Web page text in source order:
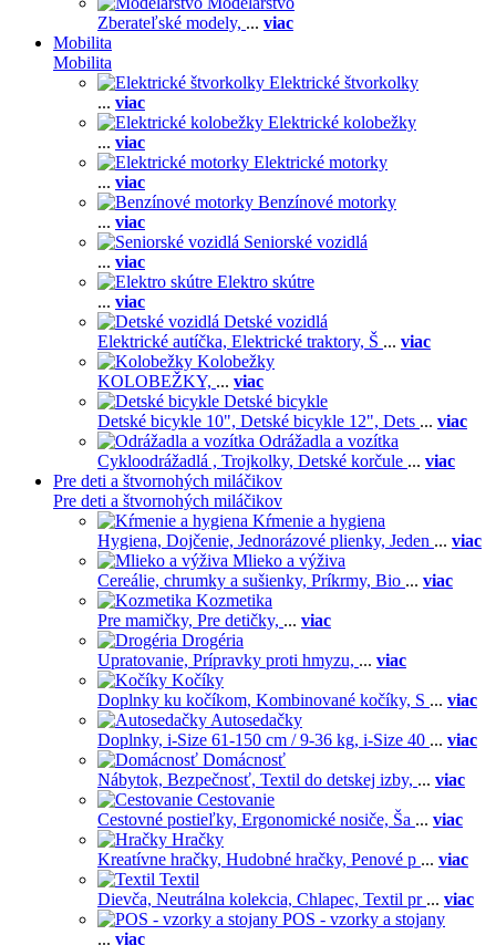
Zberateľské modely, ... viac
Mobilita
Mobilita
Elektrické štvorkolky
... viac
Elektrické kolobežky
... viac
Elektrické motorky
... viac
Benzínové motorky
... viac
Seniorské vozidlá
... viac
Elektro skútre
... viac
Detské vozidlá
Elektrické autíčka, Elektrické traktory, Š ... viac
Kolobežky
KOLOBEŽKY, ... viac
Detské bicykle
Detské bicykle 10", Detské bicykle 12", Dets ... viac
Odrážadla a vozítka
Cykloodrážadlá , Trojkolky, Detské korčule ... viac
Pre deti a štvornohých miláčikov
Pre deti a štvornohých miláčikov
Kŕmenie a hygiena
Hygiena, Dojčenie, Jednorázové plienky, Jeden ... viac
Mlieko a výživa
Cereálie, chrumky a sušienky, Príkrmy, Bio ... viac
Kozmetika
Pre mamičky, Pre detičky, ... viac
Drogéria
Upratovanie, Prípravky proti hmyzu, ... viac
Kočíky
Doplnky ku kočíkom, Kombinované kočíky, S ... viac
Autosedačky
Doplnky, i-Size 61-150 cm / 9-36 kg, i-Size 40 ... viac
Domácnosť
Nábytok, Bezpečnosť, Textil do detskej izby, ... viac
Cestovanie
Cestovné postieľky, Ergonomické nosiče, Ša ... viac
Hračky
Kreatívne hračky, Hudobné hračky, Penové p ... viac
Textil
Dievča, Neutrálna kolekcia, Chlapec, Textil pr ... viac
POS - vzorky a stojany
... viac